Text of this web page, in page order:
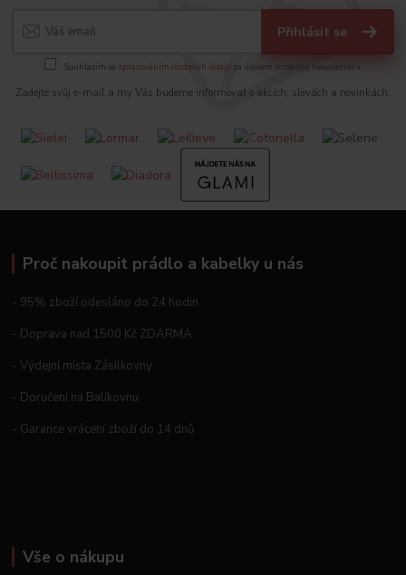
Přihlásit se
Souhlasím se zpracováním osobních údajů za účelem rozesílky newsletteru.
Zadejte svůj e-mail a my Vás budeme informovat o akcích, slevách a novinkách.
Proč nakoupit prádlo a kabelky u nás
- 95% zboží odesláno do 24 hodin
- Doprava nad 1500 Kč ZDARMA
- Výdejní místa Zásilkovny
- Doručení na Balíkovnu
- Garance vrácení zboží do 14 dnů
Vše o nákupu